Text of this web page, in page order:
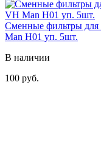
Сменные фильтры для
Man H01 уп. 5шт.
В наличии
100 руб.